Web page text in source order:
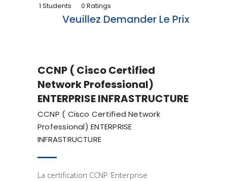
1 Students 0 Ratings
Veuillez Demander Le Prix
Cisco
CCNP ( Cisco Certified
Network Professional)
ENTERPRISE INFRASTRUCTURE
CCNP ( Cisco Certified Network
Professional) ENTERPRISE
INFRASTRUCTURE
La certification CCNP ‘Enterprise